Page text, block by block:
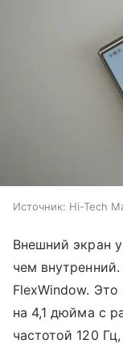
Источник: Hi-Tech
Внешний экран
чем внутренний.
FlexWindow. Это
на 4,1 дюйма с
частотой 120